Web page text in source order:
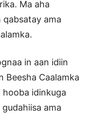
Ma aha
qabsatay ama
in aan idiin
Beesha Caalamka
idinkuga
ama